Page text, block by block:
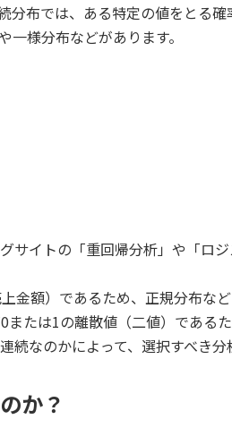
分布では、ある特定の値をとる
様分布などがあります。
サイトの「重回帰分析」や「ロ
金額）であるため、正規分布な
たは1の離散値（二値）である
続なのかによって、選択すべき
か？